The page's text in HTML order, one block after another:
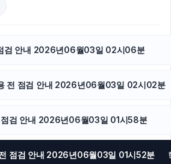
서울암요양병원
서초구하수구막힘
구리하수구막힘
검 안내 2026년06월03일 02시06분
전 점검 안내 2026년06월03일 02시02분
점검 안내 2026년06월03일 01시58분
점검 안내 2026년06월03일 01시52분